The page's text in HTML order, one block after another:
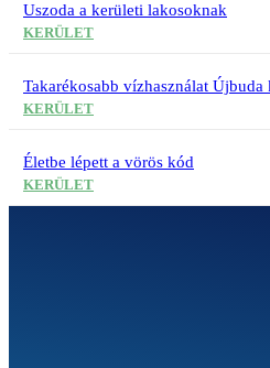
Uszoda a kerületi lakosoknak
KERÜLET
Takarékosabb vízhasználat Újbuda
KERÜLET
Életbe lépett a vörös kód
KERÜLET